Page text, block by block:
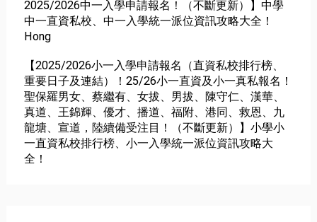
2025/2026中一入學申請報名！（不斷更新）】中學
中一直資私校、中一入學統一派位資訊攻略大全！
Hong
【2025/2026小一入學申請報名（直資私校排行榜、
重要日子及連結）！25/26小一直資及小一真私報名！
聖保羅男女、蔡繼有、女拔、男拔、陳守仁、漢華、
真道、王錦輝、優才、播道、福附、港同、救恩、九
龍塘、宣道，陸續備受注目！（不斷更新）】小學小
一直資私校排行榜、小一入學統一派位資訊攻略大
全！